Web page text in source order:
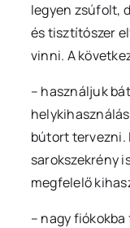
legyen zsúfolt,
és tisztítószer
vinni. A
– használjuk
bútort tervezni.
sarokszekrény
megfelelő
– nagy